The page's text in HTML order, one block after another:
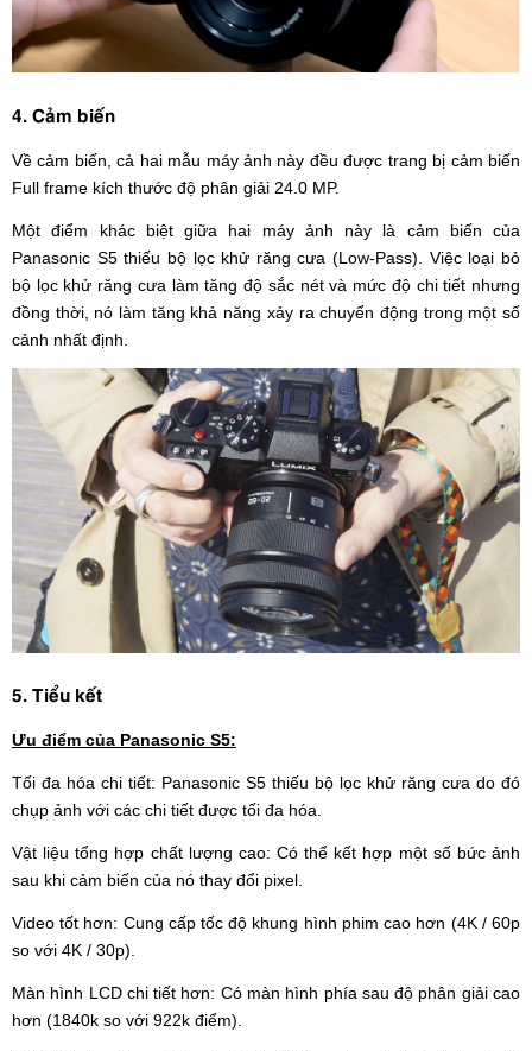
4. Cảm biến
Về cảm biến, cả hai mẫu máy ảnh này đều được trang bị cảm biến
Full frame kích thước độ phân giải 24.0 MP.
Một điểm khác biệt giữa hai máy ảnh này là cảm biến của
Panasonic S5 thiếu bộ lọc khử răng cưa (Low-Pass). Việc loại bỏ
bộ lọc khử răng cưa làm tăng độ sắc nét và mức độ chi tiết nhưng
đồng thời, nó làm tăng khả năng xảy ra chuyển động trong một số
cảnh nhất định.
5. Tiểu kết
Ưu điểm của Panasonic S5:
Tối đa hóa chi tiết: Panasonic S5 thiếu bộ lọc khử răng cưa do đó
chụp ảnh với các chi tiết được tối đa hóa.
Vật liệu tổng hợp chất lượng cao: Có thể kết hợp một số bức ảnh
sau khi cảm biến của nó thay đổi pixel.
Video tốt hơn: Cung cấp tốc độ khung hình phim cao hơn (4K / 60p
so với 4K / 30p).
Màn hình LCD chi tiết hơn: Có màn hình phía sau độ phân giải cao
hơn (1840k so với 922k điểm).